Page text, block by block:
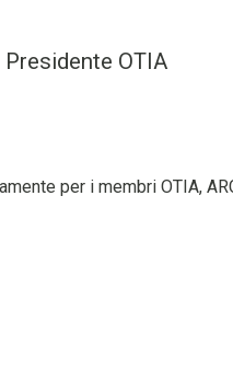
OTIA
per i membri OTIA,